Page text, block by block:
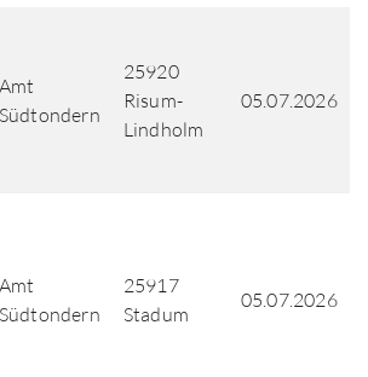
Amt
Südtondern
25920
Risum-
Lindholm
05.07.2026
Amt
Südtondern
25917
Stadum
05.07.2026